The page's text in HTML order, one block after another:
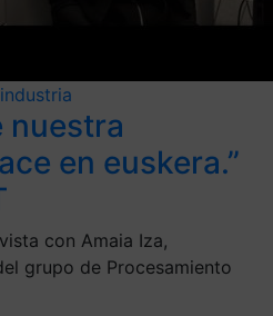
nuestra
en euskera.”
con Amaia Iza,
grupo de Procesamiento